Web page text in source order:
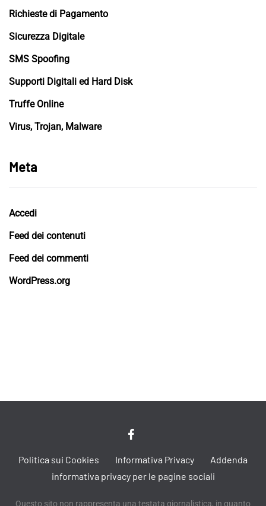
Richieste di Pagamento
Sicurezza Digitale
SMS Spoofing
Supporti Digitali ed Hard Disk
Truffe Online
Virus, Trojan, Malware
Meta
Accedi
Feed dei contenuti
Feed dei commenti
WordPress.org
Politica sui Cookies Informativa Privacy
Addenda
informativa privacy per le pagine sociali
Questo sito non rappresenta una testata giornalistica, in quanto